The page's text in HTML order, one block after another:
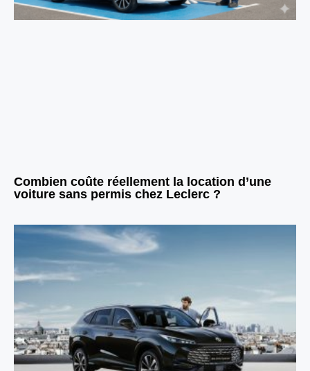
Combien coûte réellement la location d’une
voiture sans permis chez Leclerc ?